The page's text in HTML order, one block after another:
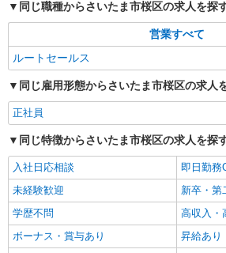
同じ職種からさいたま市桜区の求人を探
営業すべて
ルートセールス
同じ雇用形態からさいたま市桜区の求人
正社員
同じ特徴からさいたま市桜区の求人を探
入社日応相談
即日勤務
未経験歓迎
新卒・第
学歴不問
高収入・
ボーナス・賞与あり
昇給あり